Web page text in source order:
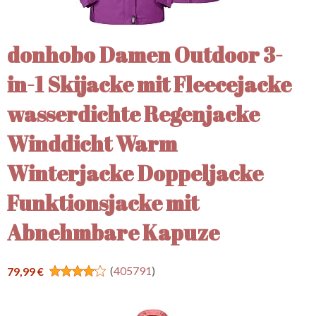
donhobo Damen Outdoor 3-
in-1 Skijacke mit Fleecejacke
wasserdichte Regenjacke
Winddicht Warm
Winterjacke Doppeljacke
Funktionsjacke mit
Abnehmbare Kapuze
79,99 € (405791 )